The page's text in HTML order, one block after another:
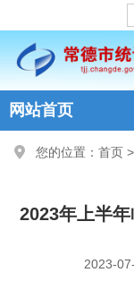
网站首页
您的位置： 首页 >
2023年上半
2023-